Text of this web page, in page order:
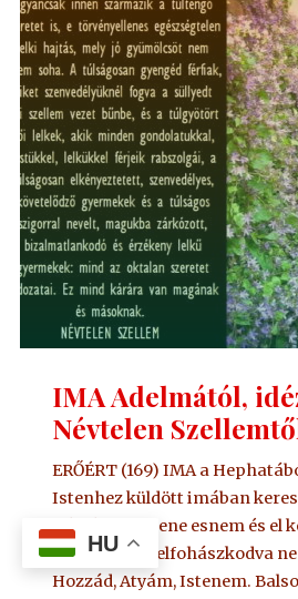
látogatása
Adelmánál…"
IMA Adelmától,
Névtelen
ERŐÉRT (169) IMA a
Istenhez küldött imában
Kétségbe kellene esnem és el
e Földön, ha felfohászkodva
Hozzád, Atyám, Istenem.
HU